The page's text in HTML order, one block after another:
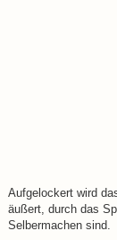
Aufgelockert wird
äußert, durch das
Selbermachen sind.